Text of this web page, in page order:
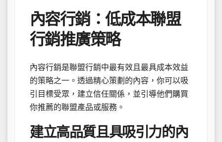
內容行銷：低成本聯盟
行銷推廣策略
內容行銷是聯盟行銷中最有效且最具成本效益
的策略之一。透過精心策劃的內容，你可以吸
引目標受眾，建立信任關係，並引導他們購買
你推薦的聯盟產品或服務。
建立高品質且具吸引力的內